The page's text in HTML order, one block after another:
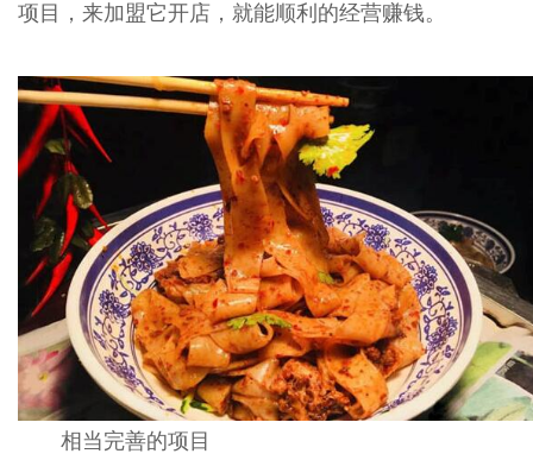
项目，来加盟它开店，就能顺利的经营赚钱。
相当完善的项目